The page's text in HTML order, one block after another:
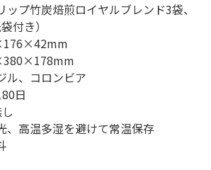
プ竹炭焙煎ロイヤルブレンド3袋、
付き）
ル、コロンビア
日
、高温多湿を避けて常温保存